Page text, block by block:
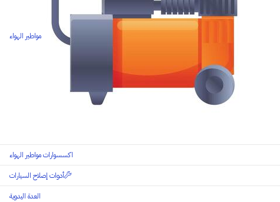
مواطير الهواء
اكسسوارات مواطير الهواء
أدوات إصلاح السيارات
العدة اليدوية